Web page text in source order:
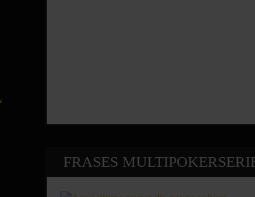
FRASES